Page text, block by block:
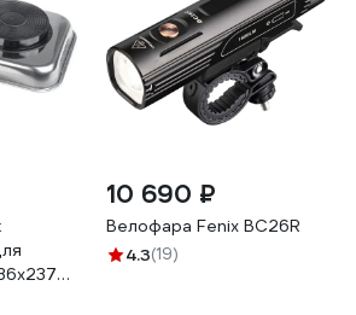
10 690 ₽
Велофара Fenix BC26R
4.3(19)